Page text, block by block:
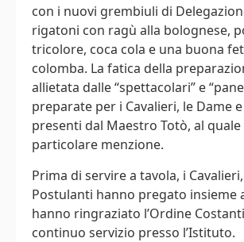
con i nuovi grembiuli di
rigatoni con ragù alla bolognese,
tricolore, coca cola e una buona
colomba. La fatica della
allietata dalle “spettacolari” e
preparate per i Cavalieri, le Dame
presenti dal Maestro Totò, al quale
particolare menzione.
Prima di servire a tavola, i
Postulanti hanno pregato insieme
hanno ringraziato l’Ordine
continuo servizio presso l’Istituto.